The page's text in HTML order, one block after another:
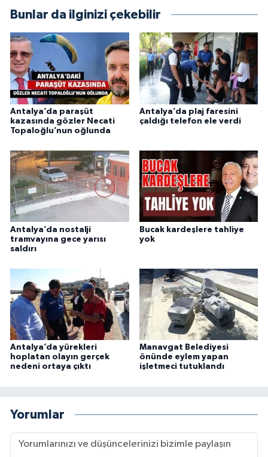
Bunlar da ilginizi çekebilir
Antalya’da paraşüt
kazasında gözler Necati
Topaloğlu’nun oğlunda
Antalya’da plaj faresini
çaldığı telefon ele verdi
Antalya’da nostalji
tramvayına gece yarısı
saldırı
Bucak kardeşlere tahliye
yok
Antalya’da yürekleri
hoplatan olayın gerçek
nedeni ortaya çıktı
Manavgat Belediyesi
önünde eylem yapan
işletmeci tutuklandı
Yorumlar